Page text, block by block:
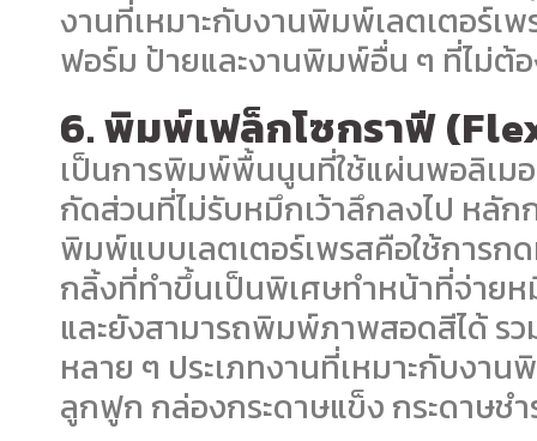
งานที่เหมาะกับงานพิมพ์เลตเตอร์เ
ฟอร์ม ป้ายและงานพิมพ์อื่น ๆ ที่ไม่ต้
6. พิมพ์เฟล็กโซกราฟี
เป็นการพิมพ์พื้นนูนที่ใช้แผ่นพอลิเ
กัดส่วนที่ไม่รับหมึกเว้าลึกลงไป หลั
พิมพ์แบบเลตเตอร์เพรสคือใช้การก
กลิ้งที่ทำขึ้นเป็นพิเศษทำหน้าที่จ่าย
และยังสามารถพิมพ์ภาพสอดสีได้ ร
หลาย ๆ ประเภทงานที่เหมาะกับงา
ลูกฟูก กล่องกระดาษแข็ง กระดาษช